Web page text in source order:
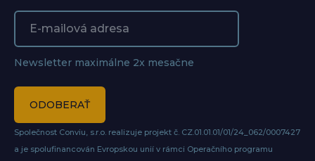
Newsletter maximálne 2x mesačne
ODOBERAŤ
Společnost Conviu, s.r.o. realizuje projekt č. CZ.01.01.01/01/24_062/0007427
a je spolufinancován Evropskou unií v rámci Operačního programu